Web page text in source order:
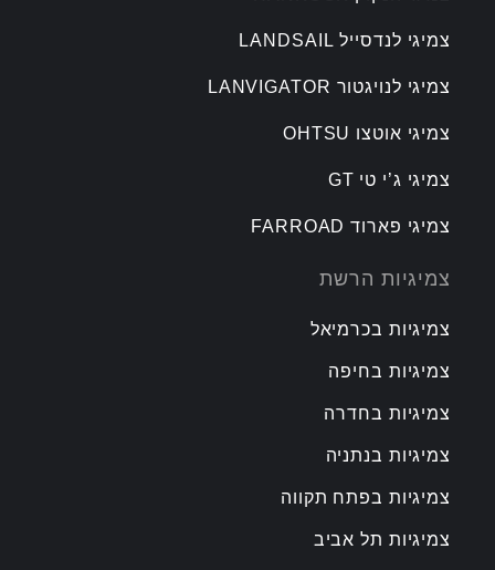
צמיגי לנדסייל LANDSAIL
צמיגי לנויגטור LANVIGATOR
צמיגי אוטצו OHTSU
צמיגי ג’י טי GT
צמיגי פארוד FARROAD
צמיגיות הרשת
צמיגיות בכרמיאל
צמיגיות בחיפה
צמיגיות בחדרה
צמיגיות בנתניה
צמיגיות בפתח תקווה
צמיגיות תל אביב